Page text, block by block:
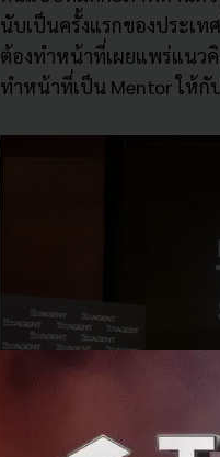
นับเป็นครั้งแรกของประเท
ต้องทำหน้าที่เผยแพร่แนว
ทำหน้าที่เป็น Mentorให้กั